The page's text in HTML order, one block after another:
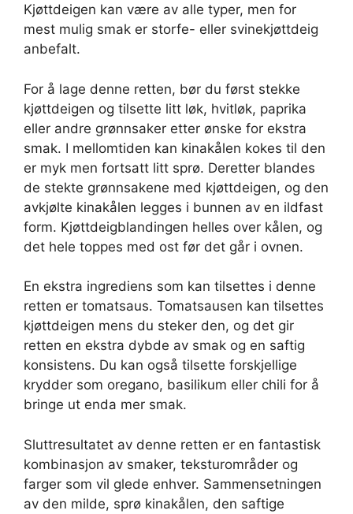
Kjøttdeigen kan være av alle typer, men for
mest mulig smak er storfe- eller svinekjøttdeig
anbefalt.
For å lage denne retten, bør du først stekke
kjøttdeigen og tilsette litt løk, hvitløk, paprika
eller andre grønnsaker etter ønske for ekstra
smak. I mellomtiden kan kinakålen kokes til den
er myk men fortsatt litt sprø. Deretter blandes
de stekte grønnsakene med kjøttdeigen, og den
avkjølte kinakålen legges i bunnen av en ildfast
form. Kjøttdeigblandingen helles over kålen, og
det hele toppes med ost før det går i ovnen.
En ekstra ingrediens som kan tilsettes i denne
retten er tomatsaus. Tomatsausen kan tilsettes
kjøttdeigen mens du steker den, og det gir
retten en ekstra dybde av smak og en saftig
konsistens. Du kan også tilsette forskjellige
krydder som oregano, basilikum eller chili for å
bringe ut enda mer smak.
Sluttresultatet av denne retten er en fantastisk
kombinasjon av smaker, teksturområder og
farger som vil glede enhver. Sammensetningen
av den milde, sprø kinakålen, den saftige